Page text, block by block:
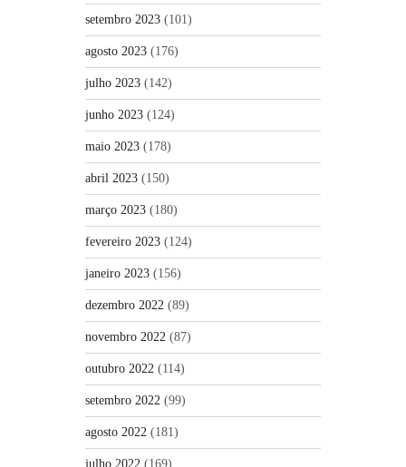
setembro 2023 (101)
agosto 2023 (176)
julho 2023 (142)
junho 2023 (124)
maio 2023 (178)
abril 2023 (150)
março 2023 (180)
fevereiro 2023 (124)
janeiro 2023 (156)
dezembro 2022 (89)
novembro 2022 (87)
outubro 2022 (114)
setembro 2022 (99)
agosto 2022 (181)
julho 2022 (169)